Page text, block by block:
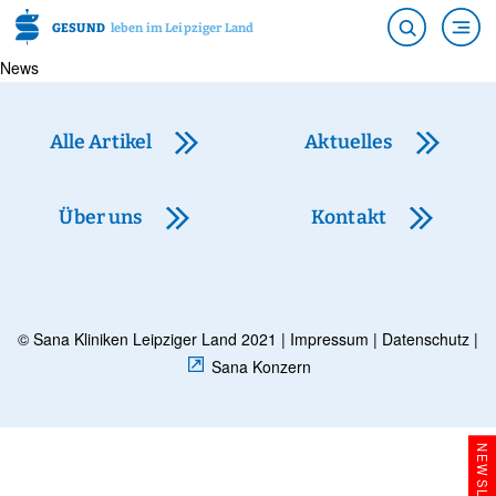
GESUND leben im Leipziger Land
News
Alle Artikel Aktuelles
Über uns Kontakt
© Sana Kliniken Leipziger Land 2021 | Impressum | Datenschutz |
Sana Konzern